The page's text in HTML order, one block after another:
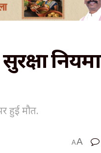
नियमों
हुई मौत.
AA